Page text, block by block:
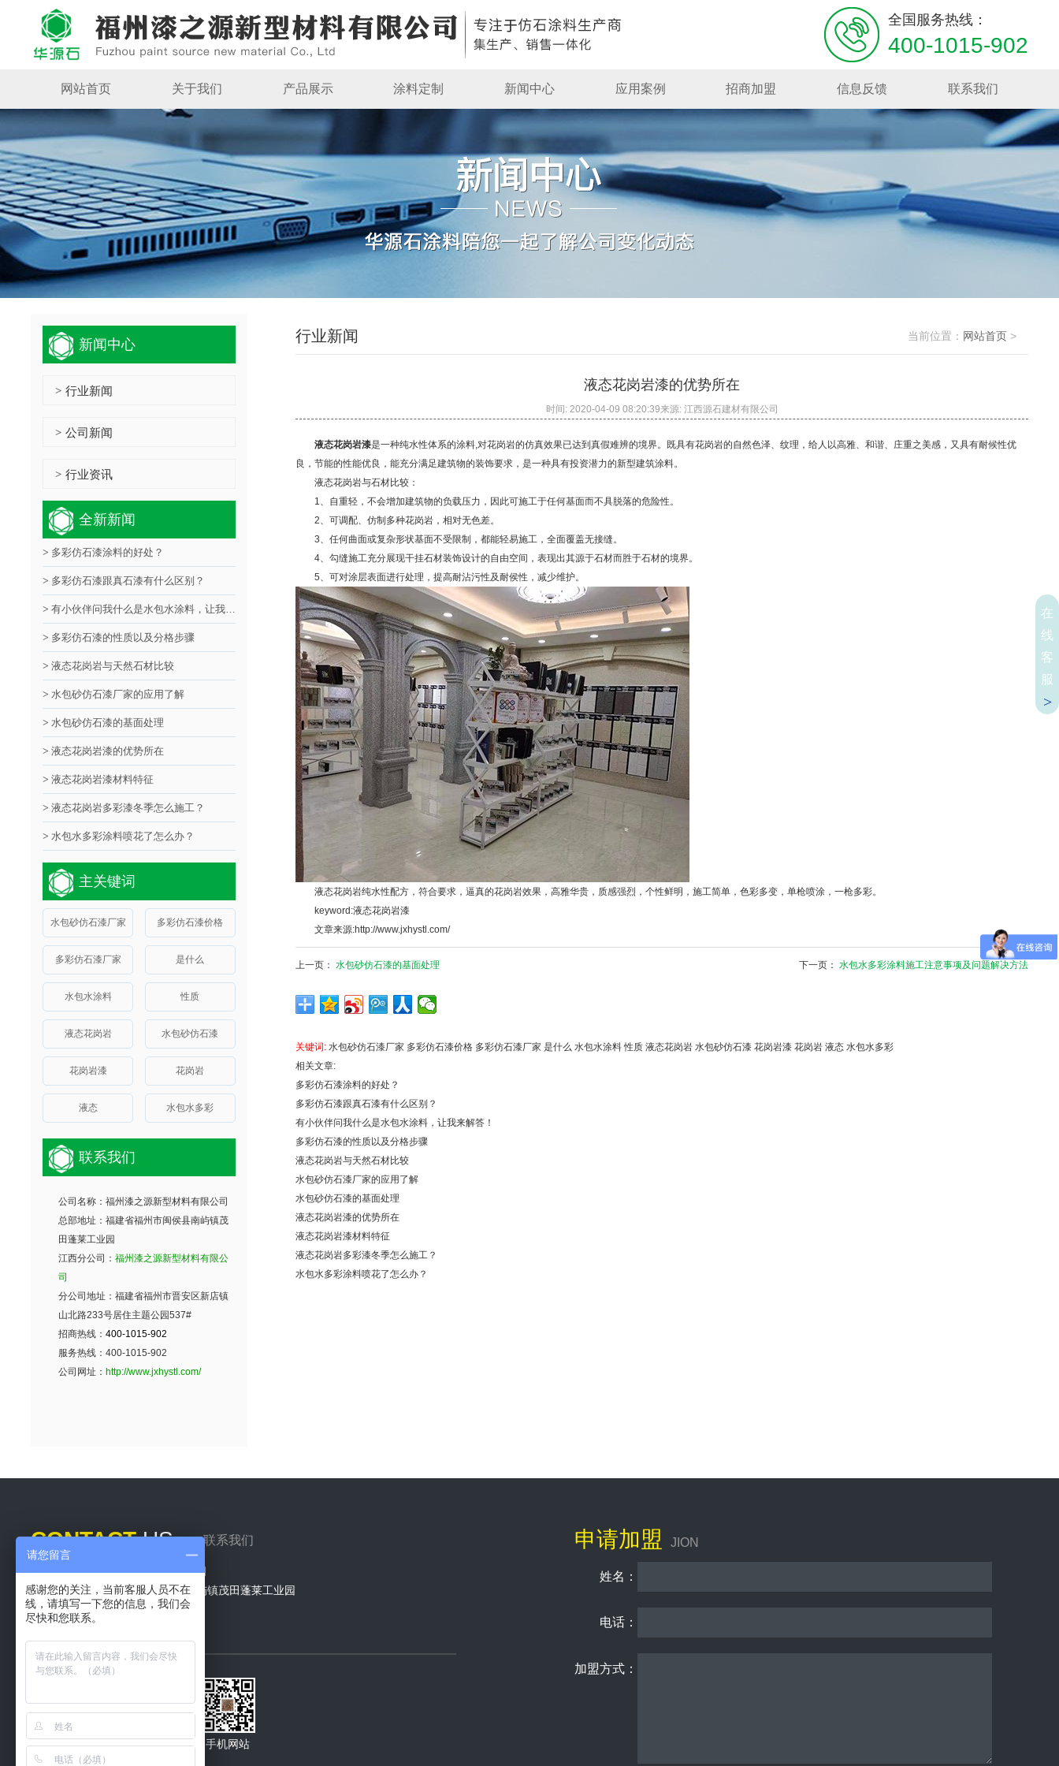
全国服务热线：
400-1015-902
网站首页 关于我们 产品展示 涂料定制 新闻中心 应用案例 招商加盟 信息反馈 联系我们
行业新闻 当前位置： 网站首页 >
液态花岗岩漆的优势所在
时间: 2020-04-09 08:20:39来源: 江西源石建材有限公司
液态花岗岩漆是一种纯水性体系的涂料,对花岗岩的仿真效果已达到真假难辨的境界。既具有花岗岩的自然色泽、纹理，给人以高雅、和谐、庄重之美感，又具有耐候性优
良，节能的性能优良，能充分满足建筑物的装饰要求，是一种具有投资潜力的新型建筑涂料。
液态花岗岩与石材比较：
1、自重轻，不会增加建筑物的负载压力，因此可施工于任何基面而不具脱落的危险性。
2、可调配、仿制多种花岗岩，相对无色差。
3、任何曲面或复杂形状基面不受限制，都能轻易施工，全面覆盖无接缝。
4、勾缝施工充分展现干挂石材装饰设计的自由空间，表现出其源于石材而胜于石材的境界。
5、可对涂层表面进行处理，提高耐沾污性及耐侯性，减少维护。
液态花岗岩纯水性配方，符合要求，逼真的花岗岩效果，高雅华贵，质感强烈，个性鲜明，施工简单，色彩多变，单枪喷涂，一枪多彩。
keyword:液态花岗岩漆
文章来源:http://www.jxhystl.com/
上一页： 水包砂仿石漆的基面处理 下一页： 水包水多彩涂料施工注意事项及问题解决方法
关键词: 水包砂仿石漆厂家 多彩仿石漆价格 多彩仿石漆厂家 是什么 水包水涂料 性质 液态花岗岩 水包砂仿石漆 花岗岩漆 花岗岩 液态 水包水多彩
相关文章:
多彩仿石漆涂料的好处？
多彩仿石漆跟真石漆有什么区别？
有小伙伴问我什么是水包水涂料，让我来解答！
多彩仿石漆的性质以及分格步骤
液态花岗岩与天然石材比较
水包砂仿石漆厂家的应用了解
水包砂仿石漆的基面处理
液态花岗岩漆的优势所在
液态花岗岩漆材料特征
液态花岗岩多彩漆冬季怎么施工？
水包水多彩涂料喷花了怎么办？
新闻中心
> 行业新闻
> 公司新闻
> 行业资讯
全新新闻
> 多彩仿石漆涂料的好处？
> 多彩仿石漆跟真石漆有什么区别？
> 有小伙伴问我什么是水包水涂料，让我来解答！
> 多彩仿石漆的性质以及分格步骤
> 液态花岗岩与天然石材比较
> 水包砂仿石漆厂家的应用了解
> 水包砂仿石漆的基面处理
> 液态花岗岩漆的优势所在
> 液态花岗岩漆材料特征
> 液态花岗岩多彩漆冬季怎么施工？
> 水包水多彩涂料喷花了怎么办？
主关键词
水包砂仿石漆厂家 多彩仿石漆价格
多彩仿石漆厂家 是什么
水包水涂料 性质
液态花岗岩 水包砂仿石漆
花岗岩漆 花岗岩
液态 水包水多彩
联系我们
公司名称：福州漆之源新型材料有限公司
总部地址：福建省福州市闽侯县南屿镇茂
田蓬莱工业园
江西分公司： 福州漆之源新型材料有限公
司
分公司地址：福建省福州市晋安区新店镇
山北路233号居住主题公园537#
招商热线： 400-1015-902
服务热线：400-1015-902
公司网址： http://www.jxhystl.com/
CONTACTUS 联系我们
公司名称：福建华源石涂料有限公司
总部地址：福建省福州市闽侯县南屿镇茂田蓬莱工业园
全国服务热线：400-1015-902
Focus on us
微信公众号 手机网站
申请加盟 JION
姓名：
电话：
加盟方式：
在
线
客
服
请您留言
感谢您的关注，当前客服人员不在
线，请填写一下您的信息，我们会
尽快和您联系。